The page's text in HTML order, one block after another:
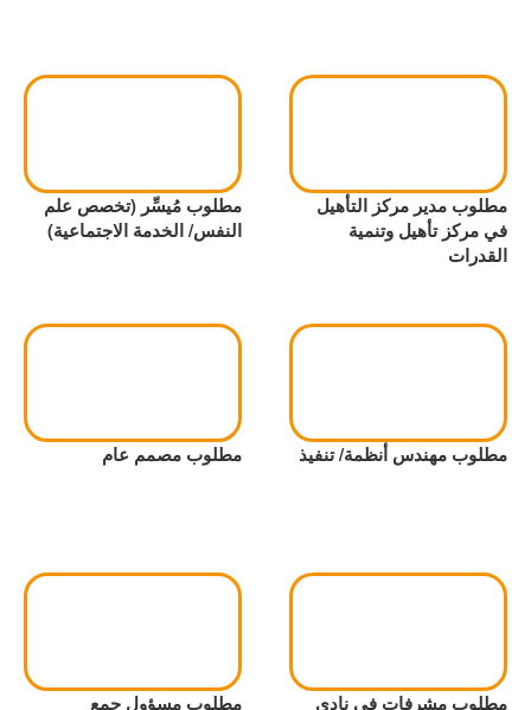
مطلوب مدير مركز التأهيل
في مركز تأهيل وتنمية
القدرات
مطلوب مُيسِّر (تخصص علم
النفس/ الخدمة الاجتماعية)
مطلوب مهندس أنظمة/ تنفيذ مطلوب مصمم عام
مطلوب مشرفات في نادي
مطلوب مسؤول جمع